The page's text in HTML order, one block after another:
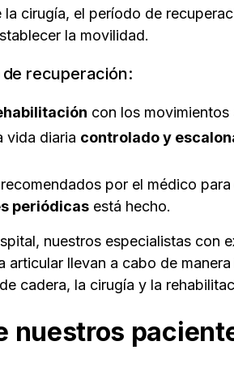
la cirugía, el período de
la movilidad.
de recuperación:
con los movimientos
vida diaria controlado y
por el médico
periódicas está hecho.
nuestros especialistas con
articular llevan a cabo de
cadera, la cirugía y la
nuestros